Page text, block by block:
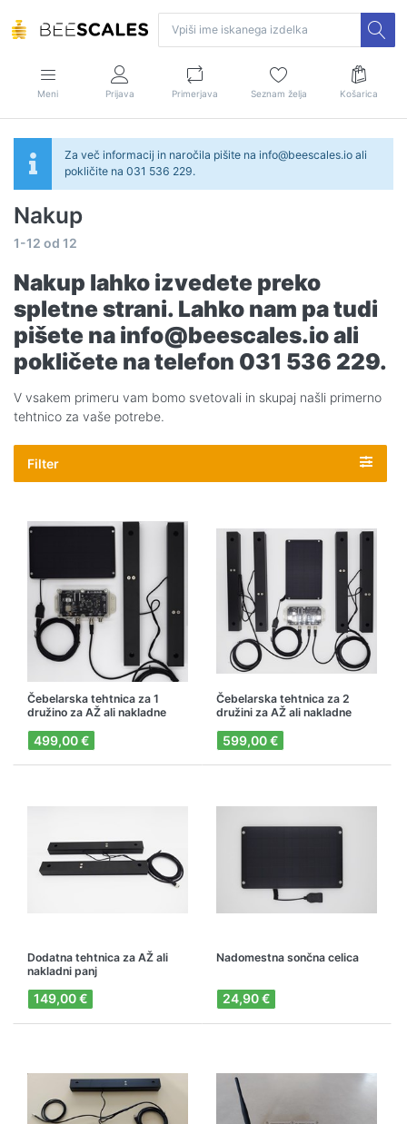
Meni Prijava Primerjava Seznam želja Košarica
Za več informacij in naročila pišite na info@beescales.io ali
pokličite na 031 536 229.
Nakup
1-12 od 12
Nakup lahko izvedete preko
spletne strani. Lahko nam pa tudi
pišete na info@beescales.io ali
pokličete na telefon 031 536 229.
V vsakem primeru vam bomo svetovali in skupaj našli primerno
tehtnico za vaše potrebe.
Filter
Čebelarska tehtnica za 1
družino za AŽ ali nakladne
499,00 €
Čebelarska tehtnica za 2
družini za AŽ ali nakladne
599,00 €
Dodatna tehtnica za AŽ ali
nakladni panj
149,00 €
Nadomestna sončna celica
24,90 €